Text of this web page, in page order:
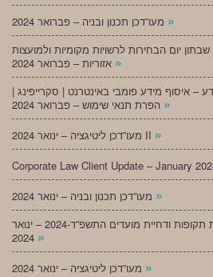
»
יום הבחירות לרשויות מקומיות ולמועצות
»
– איסוף מידע פומבי באינטרנט | סקרייפינג |
»
מעו”דכן ליטיגציה – ינואר 2024 II »
Corporate Law Client Update – January
»
מעו”דכן רגולציה – צו הארכת תקופות ודחיית מועדים התשפ”ד-2024 – ינואר
»
»